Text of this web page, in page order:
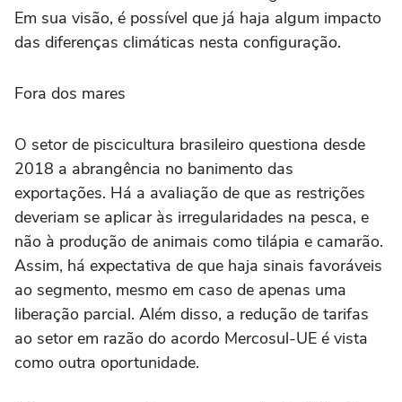
Em sua visão, é possível que já haja algum impacto
das diferenças climáticas nesta configuração.
Fora dos mares
O setor de piscicultura brasileiro questiona desde
2018 a abrangência no banimento das
exportações. Há a avaliação de que as restrições
deveriam se aplicar às irregularidades na pesca, e
não à produção de animais como tilápia e camarão.
Assim, há expectativa de que haja sinais favoráveis
ao segmento, mesmo em caso de apenas uma
liberação parcial. Além disso, a redução de tarifas
ao setor em razão do acordo Mercosul-UE é vista
como outra oportunidade.